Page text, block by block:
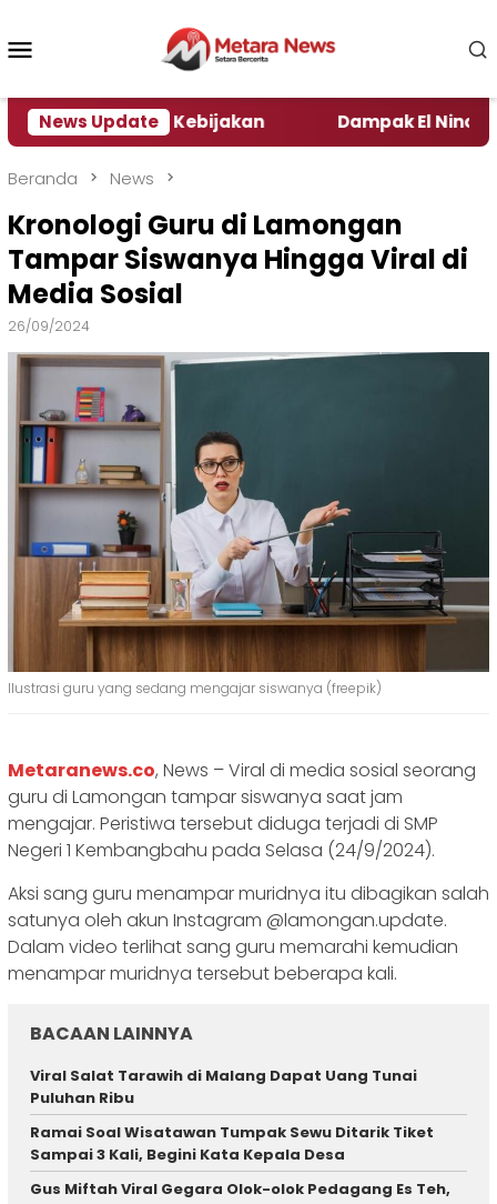
konten
News Update
Kebijakan Dampak El Nino,
Beranda News
Kronologi Guru di Lamongan
Tampar Siswanya Hingga Viral di
Media Sosial
26/09/2024
Ilustrasi guru yang sedang mengajar siswanya (freepik)
Metaranews.co, News – Viral di media sosial seorang
guru di Lamongan tampar siswanya saat jam
mengajar. Peristiwa tersebut diduga terjadi di SMP
Negeri 1 Kembangbahu pada Selasa (24/9/2024).
Aksi sang guru menampar muridnya itu dibagikan salah
satunya oleh akun Instagram @lamongan.update.
Dalam video terlihat sang guru memarahi kemudian
menampar muridnya tersebut beberapa kali.
BACAAN LAINNYA
Viral Salat Tarawih di Malang Dapat Uang Tunai
Puluhan Ribu
Ramai Soal Wisatawan Tumpak Sewu Ditarik Tiket
Sampai 3 Kali, Begini Kata Kepala Desa
Gus Miftah Viral Gegara Olok-olok Pedagang Es Teh,